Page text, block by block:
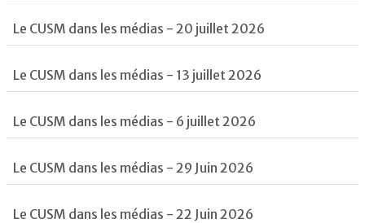
Le CUSM dans les médias - 20 juillet 2026
Le CUSM dans les médias - 13 juillet 2026
Le CUSM dans les médias - 6 juillet 2026
Le CUSM dans les médias - 29 Juin 2026
Le CUSM dans les médias - 22 Juin 2026